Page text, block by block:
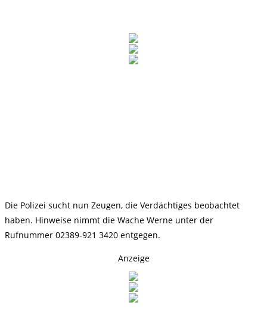
Die Polizei sucht nun Zeugen, die Verdächtiges beobachtet
haben. Hinweise nimmt die Wache Werne unter der
Rufnummer 02389-921 3420 entgegen.
Anzeige